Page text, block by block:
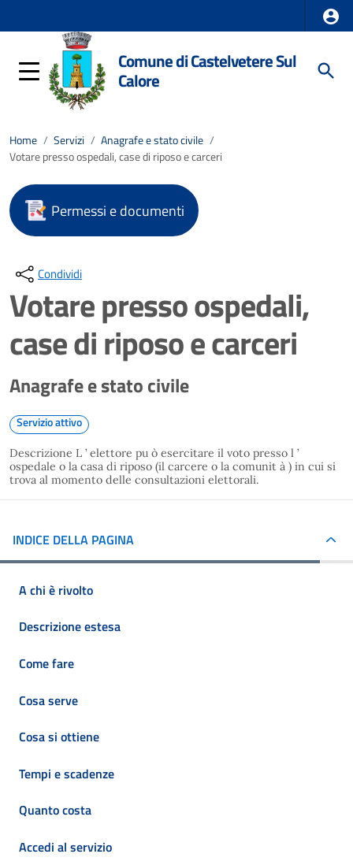
Comune di Castelvetere Sul
Calore
Home / Servizi / Anagrafe e stato civile /
Votare presso ospedali, case di riposo e carceri
Permessi e documenti
Condividi
Votare presso ospedali,
case di riposo e carceri
Anagrafe e stato civile
Servizio attivo
Descrizione L ’ elettore pu ò esercitare il voto presso l ’
ospedale o la casa di riposo (il carcere o la comunit à ) in cui si
trova al momento delle consultazioni elettorali.
INDICE DELLA PAGINA
A chi è rivolto
Descrizione estesa
Come fare
Cosa serve
Cosa si ottiene
Tempi e scadenze
Quanto costa
Accedi al servizio